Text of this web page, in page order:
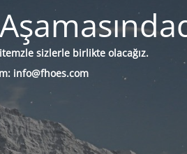
sizlerle birlikte olacağız.
info@fhoes.com